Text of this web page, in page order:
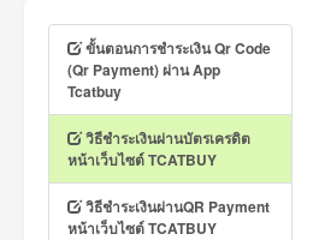
ขั้นตอนการชำระเงิน Qr Code
(Qr Payment) ผ่าน App
Tcatbuy
วิธีชำระเงินผ่านบัตรเครดิต
หน้าเว็บไซต์ TCATBUY
วิธีชำระเงินผ่านQR Payment
หน้าเว็บไซต์ TCATBUY